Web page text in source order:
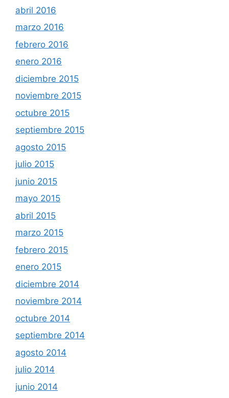
abril 2016
marzo 2016
febrero 2016
enero 2016
diciembre 2015
noviembre 2015
octubre 2015
septiembre 2015
agosto 2015
julio 2015
junio 2015
mayo 2015
abril 2015
marzo 2015
febrero 2015
enero 2015
diciembre 2014
noviembre 2014
octubre 2014
septiembre 2014
agosto 2014
julio 2014
junio 2014